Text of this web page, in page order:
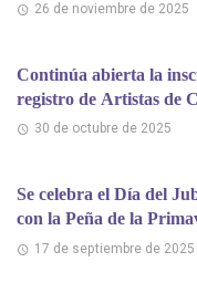
26 de noviembre de 2025
Continúa abierta la
registro de Artistas de
30 de octubre de 2025
Se celebra el Día del
con la Peña de la
17 de septiembre de 2025